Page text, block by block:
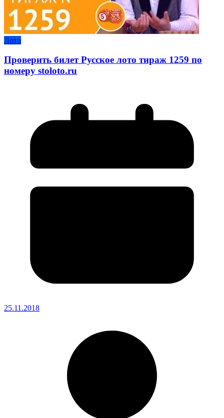
Лото
Проверить билет Русское лото тираж 1259 по
номеру stoloto.ru
25.11.2018